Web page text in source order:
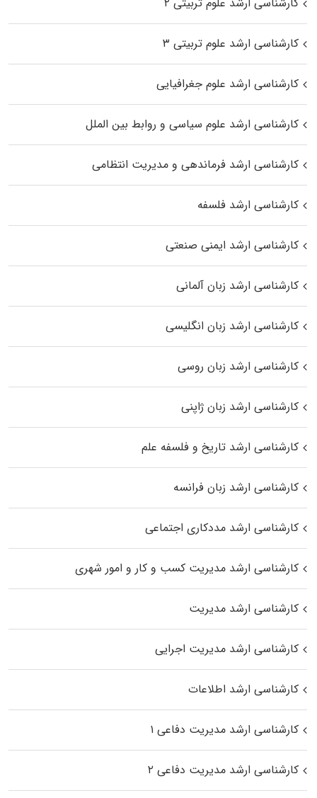
کارشناسی ارشد علوم تربیتی ۳
کارشناسی ارشد علوم جغرافیایی
کارشناسی ارشد علوم سیاسی و روابط بین الملل
کارشناسی ارشد فرماندهی و مدیریت انتظامی
کارشناسی ارشد فلسفه
کارشناسی ارشد ایمنی صنعتی
کارشناسی ارشد زبان آلمانی
کارشناسی ارشد زبان انگلیسی
کارشناسی ارشد زبان روسی
کارشناسی ارشد زبان ژاپنی
کارشناسی ارشد تاریخ و فلسفه علم
کارشناسی ارشد زبان فرانسه
کارشناسی ارشد مددکاری اجتماعی
کارشناسی ارشد مدیریت کسب و کار و امور شهری
کارشناسی ارشد مدیریت
کارشناسی ارشد مدیریت اجرایی
کارشناسی ارشد اطلاعات
کارشناسی ارشد مدیریت دفاعی ۱
کارشناسی ارشد مدیریت دفاعی ۲